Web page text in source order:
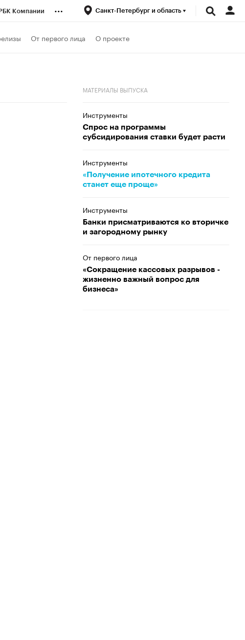
Компании ... Санкт-Петербург и область
От первого лица О проекте
МАТЕРИАЛЫ ВЫПУСКА
Инструменты
Спрос на программы
субсидирования ставки будет расти
Инструменты
«Получение ипотечного кредита
станет еще проще»
Инструменты
Банки присматриваются ко вторичке
и загородному рынку
От первого лица
«Сокращение кассовых разрывов -
жизненно важный вопрос для
бизнеса»